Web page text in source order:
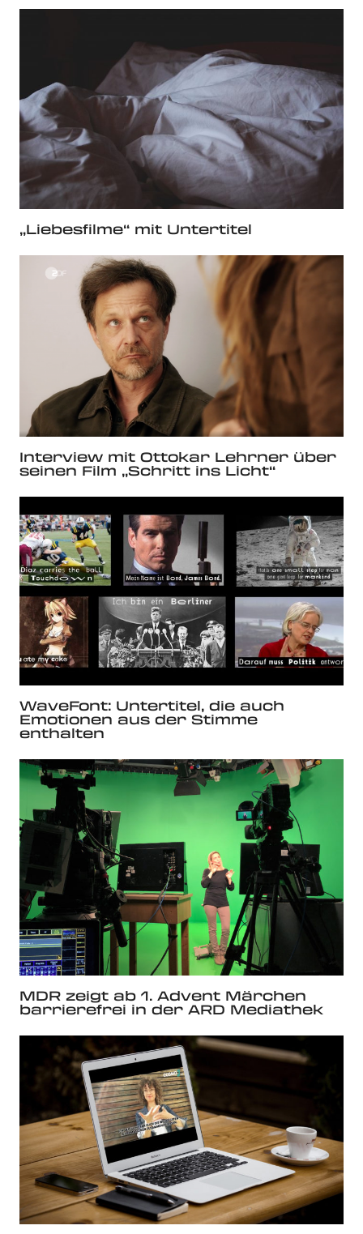
„Liebesfilme“ mit Untertitel
Interview mit Ottokar Lehrner über
seinen Film „Schritt ins Licht“
WaveFont: Untertitel, die auch
Emotionen aus der Stimme
enthalten
MDR zeigt ab 1. Advent Märchen
barrierefrei in der ARD Mediathek